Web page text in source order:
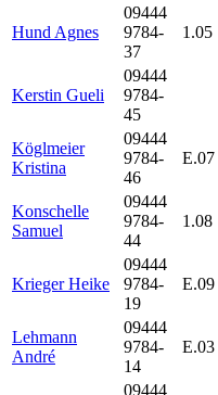
Hund Agnes
09444
9784-
37
1.05
Kerstin Gueli
09444
9784-
45
Köglmeier
Kristina
09444
9784-
46
E.07
Konschelle
Samuel
09444
9784-
44
1.08
Krieger Heike
09444
9784-
19
E.09
Lehmann
André
09444
9784-
14
E.03
09444